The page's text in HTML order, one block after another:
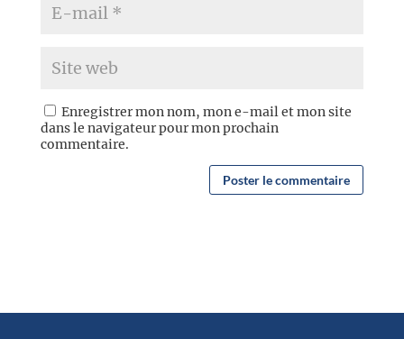
Enregistrer mon nom, mon e-mail et mon site
dans le navigateur pour mon prochain
commentaire.